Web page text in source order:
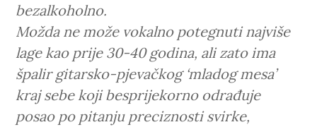
bezalkoholno.
Možda ne može vokalno potegnuti najviše
lage kao prije 30-40 godina, ali zato ima
špalir gitarsko-pjevačkog ‘mladog mesa’
kraj sebe koji besprijekorno odrađuje
posao po pitanju preciznosti svirke,